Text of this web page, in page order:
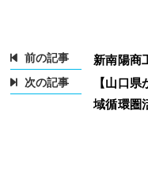
前の記事 新南陽
次の記事
【山口
域循環圏